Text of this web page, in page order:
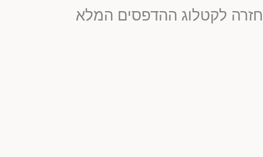
חזרה לקטלוג ההדפסים המלא